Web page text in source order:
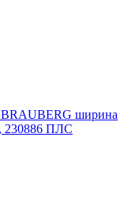
BRAUBERG ширина
230886 ПЛС